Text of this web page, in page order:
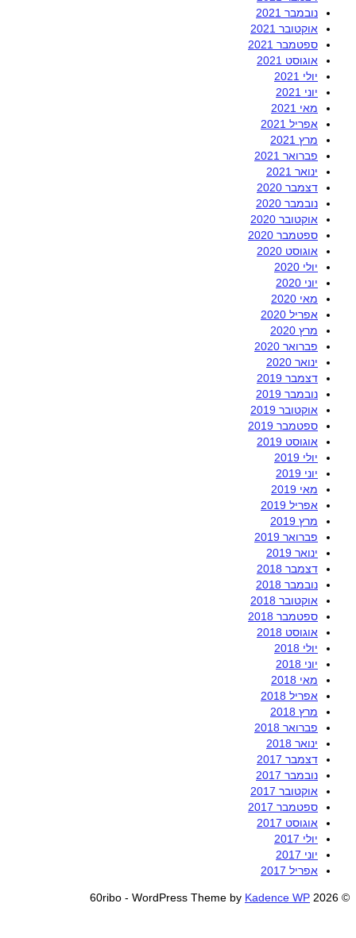
נובמבר 2021
אוקטובר 2021
ספטמבר 2021
אוגוסט 2021
יולי 2021
יוני 2021
מאי 2021
אפריל 2021
מרץ 2021
פברואר 2021
ינואר 2021
דצמבר 2020
נובמבר 2020
אוקטובר 2020
ספטמבר 2020
אוגוסט 2020
יולי 2020
יוני 2020
מאי 2020
אפריל 2020
מרץ 2020
פברואר 2020
ינואר 2020
דצמבר 2019
נובמבר 2019
אוקטובר 2019
ספטמבר 2019
אוגוסט 2019
יולי 2019
יוני 2019
מאי 2019
אפריל 2019
מרץ 2019
פברואר 2019
ינואר 2019
דצמבר 2018
נובמבר 2018
אוקטובר 2018
ספטמבר 2018
אוגוסט 2018
יולי 2018
יוני 2018
מאי 2018
אפריל 2018
מרץ 2018
פברואר 2018
ינואר 2018
דצמבר 2017
נובמבר 2017
אוקטובר 2017
ספטמבר 2017
אוגוסט 2017
יולי 2017
יוני 2017
אפריל 2017
© 2026 60ribo - WordPress Theme by
Kadence WP